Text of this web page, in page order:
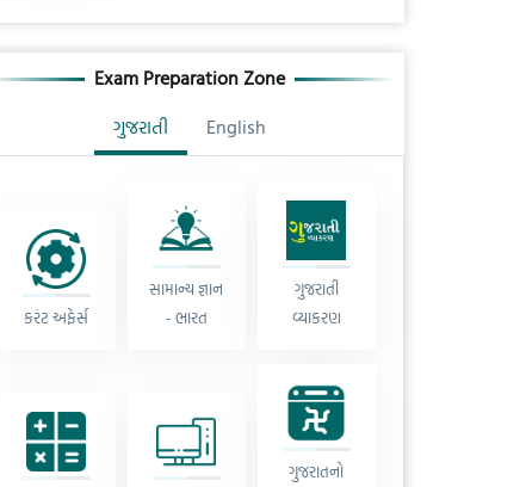
Exam Preparation Zone
ગુજરાતી
English
કરંટ અફેર્સ
સામાન્ય જ્ઞાન
- ભારત
ગુજરાતી
વ્યાકરણ
ગુજરાતનો